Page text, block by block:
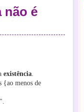
não é
existência.
{ao menos de
".